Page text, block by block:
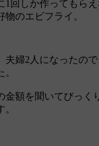
1回しか作ってもら
のエビフライ。
夫婦2人になったの
金額を聞いてびっく